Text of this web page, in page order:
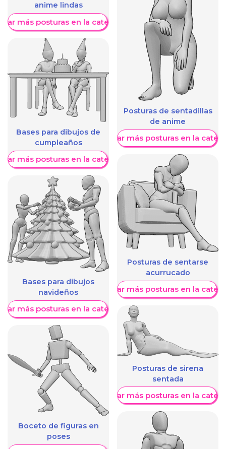
anime lindas
más posturas en la categoría
Bases para dibujos de
cumpleaños
más posturas en la categoría
Bases para dibujos
navideños
más posturas en la categoría
Boceto de figuras en
poses
Posturas de sentadillas
de anime
Mostrar más posturas en la
Posturas de sentarse
acurrucado
Mostrar más posturas en la
Posturas de sirena
sentada
Mostrar más posturas en la